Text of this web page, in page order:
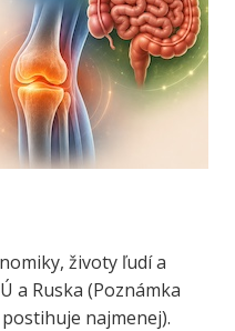
životy ľudí a
a Ruska (Poznámka
najmenej).